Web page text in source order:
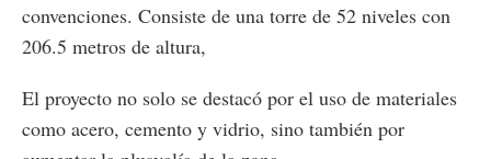
convenciones. Consiste de una torre de 52 niveles con
206.5 metros de altura,
El proyecto no solo se destacó por el uso de materiales
como acero, cemento y vidrio, sino también por